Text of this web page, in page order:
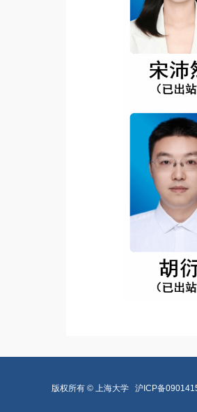
版权所有 © 上海大学 沪ICP备